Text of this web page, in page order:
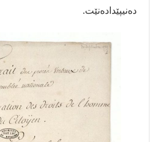
دەنیپێدادەنێت.